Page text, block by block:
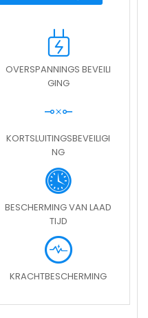
OVERSPANNINGS BEVEILI
GING
KORTSLUITINGSBEVEILIGI
NG
BESCHERMING VAN LAAD
TIJD
KRACHTBESCHERMING